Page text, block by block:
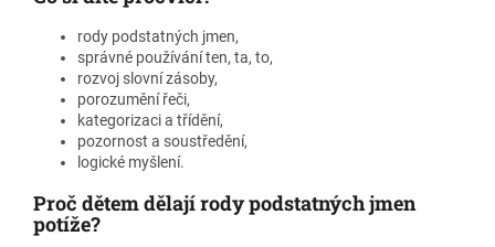
rody podstatných jmen,
správné používání ten, ta, to,
rozvoj slovní zásoby,
porozumění řeči,
kategorizaci a třídění,
pozornost a soustředění,
logické myšlení.
Proč dětem dělají rody podstatných jmen
potíže?